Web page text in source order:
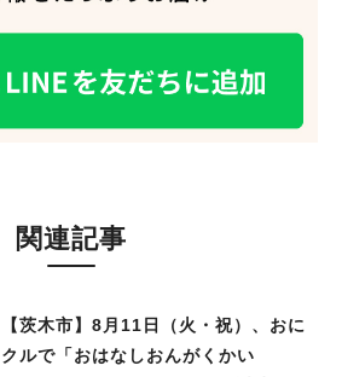
関連記事
【茨木市】8月11日（火・祝）、おに
クルで「おはなしおんがくかい